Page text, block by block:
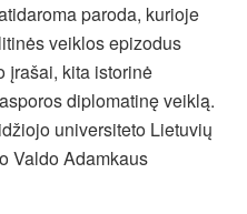
paroda, kurioje
veiklos epizodus
įrašai, kita istorinė
diplomatinę veiklą.
universiteto Lietuvių
Valdo Adamkaus